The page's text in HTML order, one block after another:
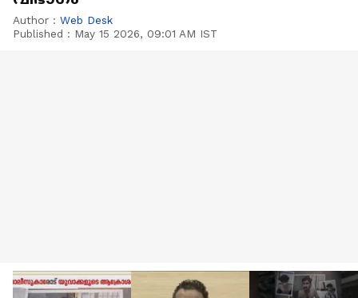
Author : Web Desk
Published : May 15 2026, 09:01 AM IST